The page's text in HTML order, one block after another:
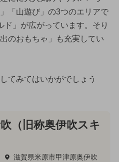
「山遊び」の3つのエリアで
ド」が広がっています。そり
のおもちゃ」も充実してい
てみてはいかがでしょう
（旧称奥伊吹スキ
滋賀県米原市甲津原奥伊吹